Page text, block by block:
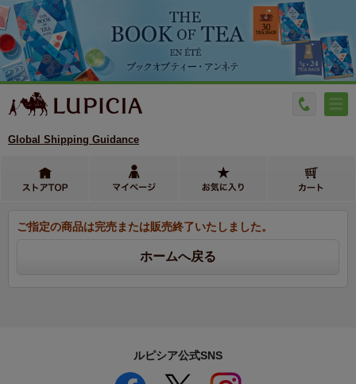
Global Shipping Guidance
ご指定の商品は完売または販売終了いたしました。
ルピシア公式SNS